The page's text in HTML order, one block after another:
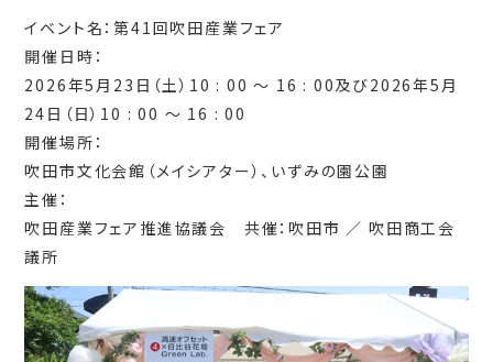
イベント名：第41回吹田産業フェア
開催日時：
2026年5月23日（土）10 : 00 ～ 16 : 00及び2026年5月
24日（日）10 : 00 ～ 16 : 00
開催場所：
吹田市文化会館（メイシアター）、いずみの園公園
主催：
吹田産業フェア推進協議会 共催：吹田市 ／ 吹田商工会
議所